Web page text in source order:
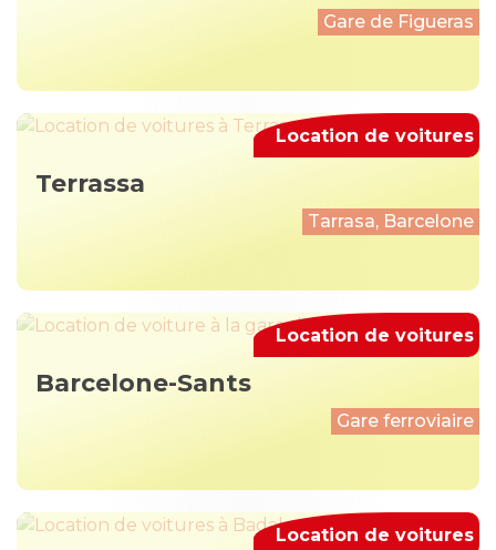
Gare de Figueras
Terrassa
Tarrasa, Barcelone
Location de voitures
Barcelone-Sants
Gare ferroviaire
Location de voitures
Location de voitures